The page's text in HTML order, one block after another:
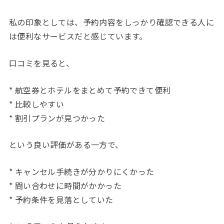
私の印象としては、予約内容をしっかり確認できる人に
は便利なサービスだと感じています。
口コミを見ると、
* 航空券とホテルをまとめて予約できて便利
* 比較しやすい
* 割引プランが見つかった
という良い評価がある一方で、
* キャンセル手続きが分かりにくかった
* 問い合わせに時間がかかった
* 予約条件を見落としていた